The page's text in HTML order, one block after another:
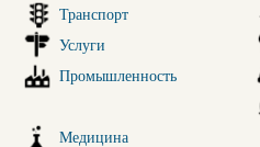
Транспорт
Услуги
Промышленность
Медицина